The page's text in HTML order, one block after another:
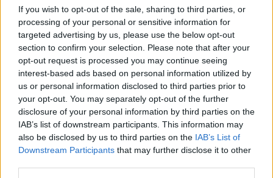
If you wish to opt-out of the sale, sharing to third parties, or
processing of your personal or sensitive information for
targeted advertising by us, please use the below opt-out
section to confirm your selection. Please note that after your
opt-out request is processed you may continue seeing
interest-based ads based on personal information utilized by
us or personal information disclosed to third parties prior to
your opt-out. You may separately opt-out of the further
disclosure of your personal information by third parties on the
IAB’s list of downstream participants. This information may
also be disclosed by us to third parties on the IAB’s List of
Downstream Participants that may further disclose it to other
Τη θλίψη του για την απώλεια τουΖακ
Ντελόρ , ενός «πρωτεργάτη της ενότητας
της Ευρώπης» και ενός ηγέτη που εξέφρασε
την αλληλεγγύη του προς την Ελλάδασε
κάθε δύσκολη στιγμή της, όπως σημείωσε
χαρακτηριστικά, εκφράζει με γραπτή του
δήλωση ο πρωθυπουργός,Κυριάκος
Μητσοτάκης.
Ολόκληρη η δήλωση του